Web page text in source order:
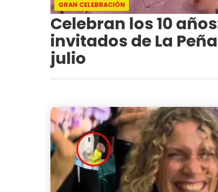
GRAN CELEBRACIÓN
Celebran los 10
invitados de La
julio